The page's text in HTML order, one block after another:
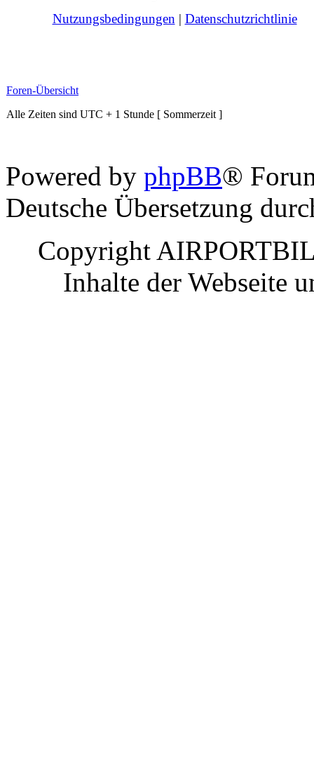
Nutzungsbedingungen | Datenschutzrichtlinie
Foren-Übersicht
Alle Zeiten sind UTC + 1 Stunde [ Sommerzeit ]
Powered by phpBB®
Deutsche Übersetzung
Copyright
Inhalte der Webseite